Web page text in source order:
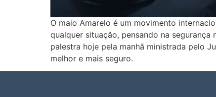
O maio Amarelo é um movimento
qualquer situação, pensando na
palestra hoje pela manhã ministrada pelo
melhor e mais seguro.